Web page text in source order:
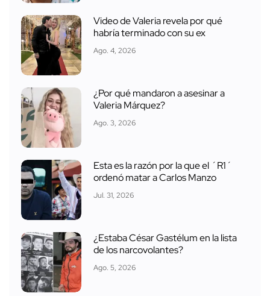
Video de Valeria revela por qué
habría terminado con su ex
Ago. 4, 2026
¿Por qué mandaron a asesinar a
Valeria Márquez?
Ago. 3, 2026
Esta es la razón por la que el ´R1´
ordenó matar a Carlos Manzo
Jul. 31, 2026
¿Estaba César Gastélum en la lista
de los narcovolantes?
Ago. 5, 2026